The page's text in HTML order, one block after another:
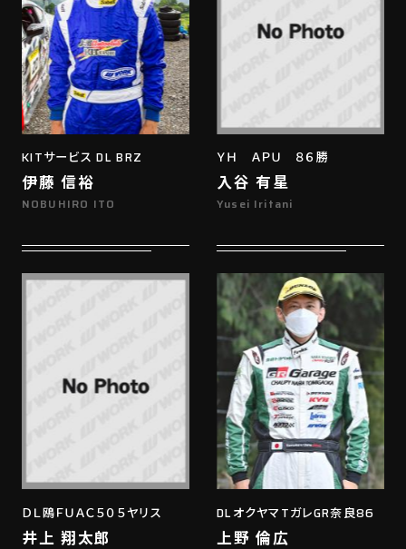
KITサービス DL BRZ
伊藤 信裕
NOBUHIRO ITO
ＹＨ ＡＰＵ ８６勝
入谷 有星
Yusei Iritani
ＤＬ鴎ＦＵＡＣ５０５ヤリス
井上 翔太郎
DLオクヤマTガレGR奈良86
上野 倫広